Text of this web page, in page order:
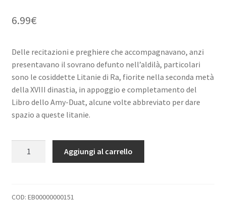
SICILIA
6.99€
Delle recitazioni e preghiere che accompagnavano, anzi
presentavano il sovrano defunto nell’aldilà, particolari
sono le cosiddette Litanie di Ra, fiorite nella seconda metà
della XVIII dinastia, in appoggio e completamento del
Libro dello Amy-Duat, alcune volte abbreviato per dare
spazio a queste litanie.
-
Aggiungi al carrello
COD: EB00000000151